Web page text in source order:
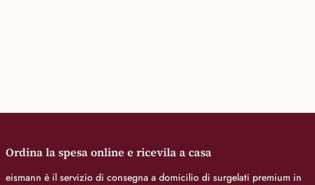
Ordina la spesa online e ricevila a casa
eismann è il servizio di consegna a domicilio di surgelati premium in